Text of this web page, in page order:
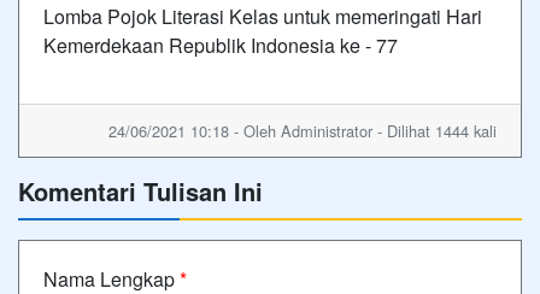
Lomba Pojok Literasi Kelas untuk memeringati Hari
Kemerdekaan Republik Indonesia ke - 77
24/06/2021 10:18 - Oleh Administrator - Dilihat 1444 kali
Komentari Tulisan Ini
Nama Lengkap*